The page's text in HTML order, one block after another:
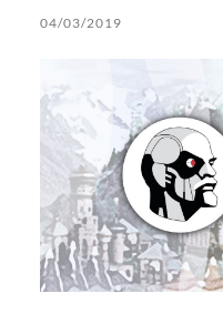
04/03/2019